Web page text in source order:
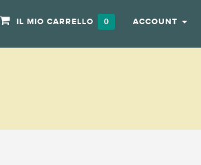
IL MIO CARRELLO 0 ACCOUNT